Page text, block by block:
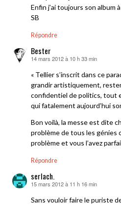
Enfin j’ai toujours son album
SB
Répondre
Bester
dit :
14 mars 2012 à 10 h 33 min
« Tellier s’inscrit dans ce
grandir artistiquement,
confidentiel de politics, tout
qui fatalement aujourd’hui
Bon voilà, la messe est dite
problème de tous les génies
problème et vous l’avez
Répondre
serlach.
dit :
15 mars 2012 à 11 h 16 min
Sans vouloir faire le puriste